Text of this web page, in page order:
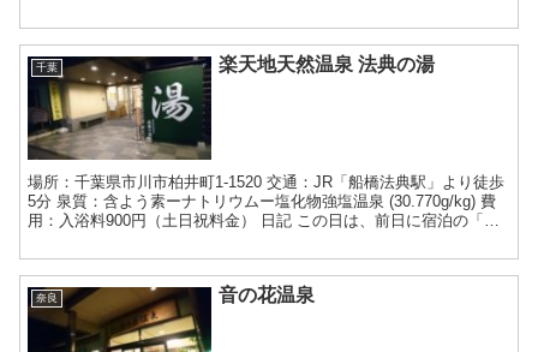
千葉 楽天地天然温泉 法典の湯
場所：千葉県市川市柏井町1-1520 交通：JR「船橋法典駅」より徒歩
5分 泉質：含よう素ーナトリウムー塩化物強塩温泉 (30.770g/kg) 費
用：入浴料900円（土日祝料金） 日記 この日は、前日に宿泊の「ス
奈良 音の花温泉